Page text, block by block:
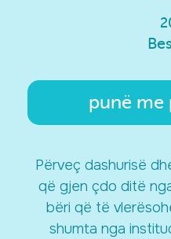
punë me
Përveç dashurisë
që gjen çdo ditë
bëri që të
shumta nga